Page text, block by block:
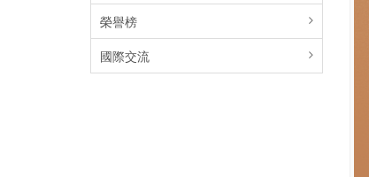
榮譽榜
國際交流